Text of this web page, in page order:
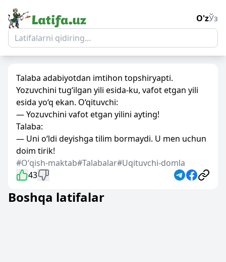
O'zЎз
Talaba adabiyotdan imtihon topshiryapti.
Yozuvchini tug‘ilgan yili esida-ku, vafot etgan yili
esida yo‘q ekan. O‘qituvchi:
— Yozuvchini vafot etgan yilini ayting!
Talaba:
— Uni o‘ldi deyishga tilim bormaydi. U men uchun
doim tirik!
#Oʻqish-maktab#Talabalar#Uqituvchi-domla
43
Boshqa latifalar